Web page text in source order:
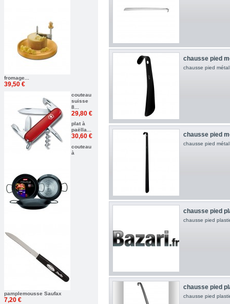
fromage...
39,50 €
couteau
suisse
8...
29,80 €
plat à
paëlla...
30,60 €
couteau
à
pamplemousse Saufax
7,20 €
chausse pied
chausse pied
chausse pied
chausse pied
chausse pied
chausse pied
chausse pied
chausse pied